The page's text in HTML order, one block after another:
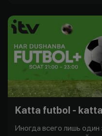
Иногда всего лишь